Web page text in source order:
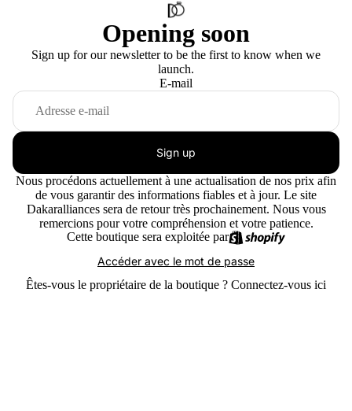
Opening soon
Sign up for our newsletter to be the first to know when we
launch.
E-mail
Sign up
Nous procédons actuellement à une actualisation de nos prix afin
de vous garantir des informations fiables et à jour. Le site
Dakaralliances sera de retour très prochainement. Nous vous
remercions pour votre compréhension et votre patience.
Cette boutique sera exploitée par
Accéder avec le mot de passe
Êtes-vous le propriétaire de la boutique ? Connectez-vous ici